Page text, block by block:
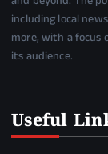
including local
more, with a focus
its audience.
Useful